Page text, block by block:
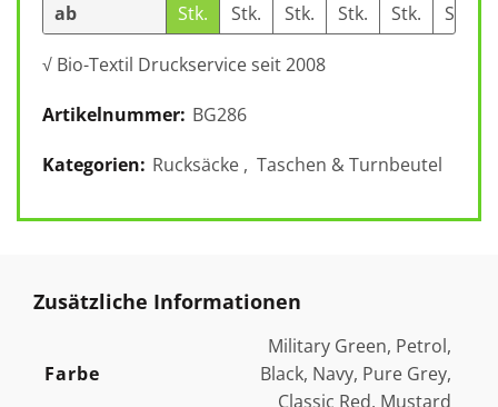
ab
Stk.
Stk.
Stk.
Stk.
Stk.
Stk.
√ Bio-Textil Druckservice seit 2008
Artikelnummer: BG286
Kategorien: Rucksäcke , Taschen & Turnbeutel
Zusätzliche Informationen
Farbe
Military Green, Petrol,
Black, Navy, Pure Grey,
Classic Red, Mustard